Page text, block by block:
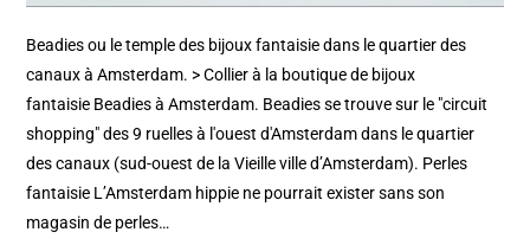
Beadies ou le temple des bijoux fantaisie dans le quartier des
canaux à Amsterdam. > Collier à la boutique de bijoux
fantaisie Beadies à Amsterdam. Beadies se trouve sur le "circuit
shopping" des 9 ruelles à l'ouest d'Amsterdam dans le quartier
des canaux (sud-ouest de la Vieille ville d’Amsterdam). Perles
fantaisie L’Amsterdam hippie ne pourrait exister sans son
magasin de perles…